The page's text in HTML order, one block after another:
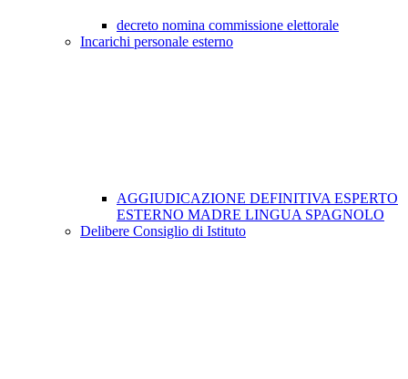
decreto nomina commissione elettorale
Incarichi personale esterno
AGGIUDICAZIONE DEFINITIVA ESPERTO
ESTERNO MADRE LINGUA SPAGNOLO
Delibere Consiglio di Istituto